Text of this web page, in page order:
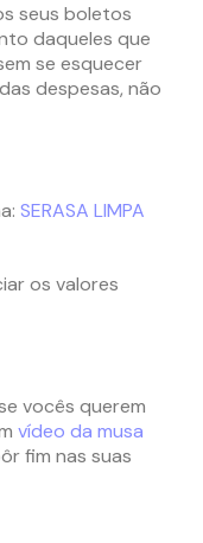
seus boletos
daqueles que
se esquecer
despesas, não
SERASA LIMPA
os valores
vocês querem
vídeo da musa
fim nas suas